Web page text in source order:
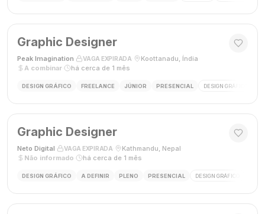
Graphic Designer
Peak Imagination VAGA EXPIRADA Koottanadu, Índia
A combinar
há cerca de 1 mês
DESIGN GRÁFICO FREELANCE JÚNIOR PRESENCIAL DESIGN GRÁFICO
Graphic Designer
Neto Digital VAGA EXPIRADA Kathmandu, Nepal
Não informado
há cerca de 1 mês
DESIGN GRÁFICO A DEFINIR PLENO PRESENCIAL DESIGN GRÁFICO